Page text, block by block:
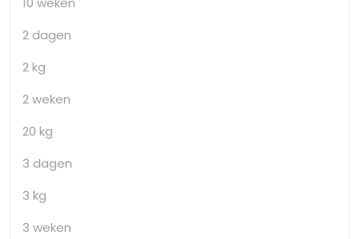
2 dagen
2 kg
2 weken
20 kg
3 dagen
3 kg
3 weken